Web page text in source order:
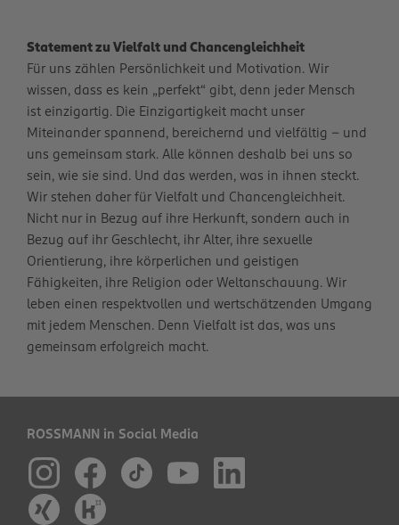
Statement zu Vielfalt und Chancengleichheit
Für uns zählen Persönlichkeit und Motivation. Wir
wissen, dass es kein „perfekt“ gibt, denn jeder Mensch
ist einzigartig. Die Einzigartigkeit macht unser
Miteinander spannend, bereichernd und vielfältig – und
uns gemeinsam stark. Alle können deshalb bei uns so
sein, wie sie sind. Und das werden, was in ihnen steckt.
Wir stehen daher für Vielfalt und Chancengleichheit.
Nicht nur in Bezug auf ihre Herkunft, sondern auch in
Bezug auf ihr Geschlecht, ihr Alter, ihre sexuelle
Orientierung, ihre körperlichen und geistigen
Fähigkeiten, ihre Religion oder Weltanschauung. Wir
leben einen respektvollen und wertschätzenden Umgang
mit jedem Menschen. Denn Vielfalt ist das, was uns
gemeinsam erfolgreich macht.
ROSSMANN in Social Media